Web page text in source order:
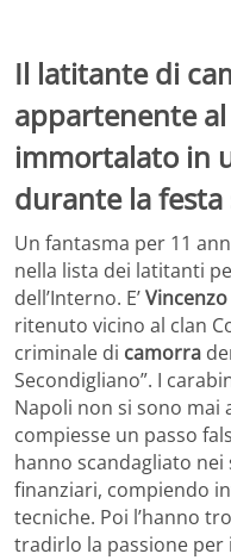
Il latitante di
appartenente
immortalato in
durante la
Un fantasma per 11
nella lista dei latitanti
dell’Interno. E’
ritenuto vicino al clan
criminale di camorra
Secondigliano”. I
Napoli non si sono mai
compiesse un passo
hanno scandagliato
finanziari, compiendo
tecniche. Poi l’hanno
tradirlo la passione per